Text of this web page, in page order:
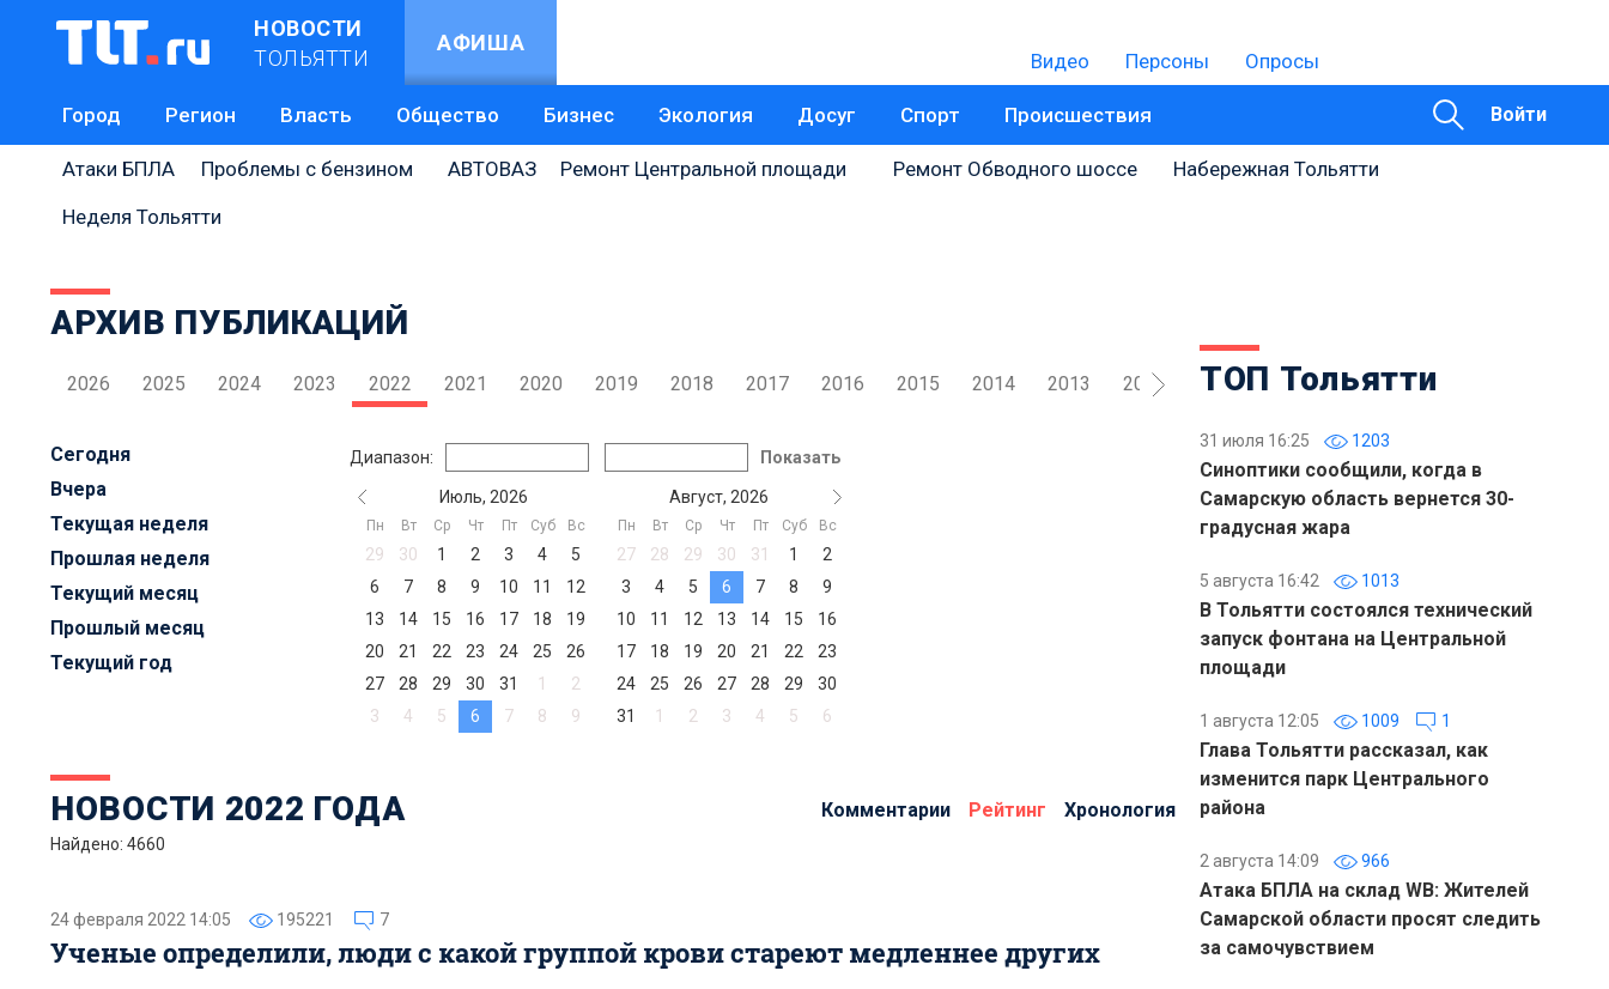
НОВОСТИ
ТОЛЬЯТТИ
АФИША
Видео Персоны Опросы
Город Регион Власть Общество Бизнес Экология Досуг Спорт Происшествия Войти
Атаки БПЛА Проблемы с бензином АВТОВАЗ Ремонт Центральной площади Ремонт Обводного шоссе
Набережная Тольятти
Неделя Тольятти
АРХИВ ПУБЛИКАЦИЙ
2026 2025 2024 2023 2022 2021 2020 2019 2018 2017 2016 2015 2014 2013 2012 2011 2010 2009 2008
Сегодня
Вчера
Текущая неделя
Прошлая неделя
Текущий месяц
Прошлый месяц
Текущий год
Диапазон: Показать
Июль, 2026
Пн Вт Ср Чт Пт Суб Вс
29 30 1 2 3 4
5
6
7 8 9 10 11
12
13
14 15 16 17 18
19
20
21 22 23 24 25
26
27
28 29 30 31 1
2
3
4 5 6 7 8 9
Август, 2026
Пн Вт Ср Чт Пт Суб Вс
27 28 29 30 31 1
2
3
4 5 6 7 8
9
10
11 12 13 14 15
16
17
18 19 20 21 22
23
24
25 26 27 28 29
30
31
1 2 3 4 5 6
НОВОСТИ 2022 ГОДА
Найдено: 4660
Комментарии Рейтинг Хронология
24 февраля 2022 14:05 195221 7
Ученые определили, люди с какой группой крови стареют медленнее других
ТОП Тольятти
31 июля 16:25 1203
Синоптики сообщили, когда в
Самарскую область вернется 30-
градусная жара
5 августа 16:42 1013
В Тольятти состоялся технический
запуск фонтана на Центральной
площади
1 августа 12:05 1009 1
Глава Тольятти рассказал, как
изменится парк Центрального
района
2 августа 14:09 966
Атака БПЛА на склад WB: Жителей
Самарской области просят следить
за самочувствием